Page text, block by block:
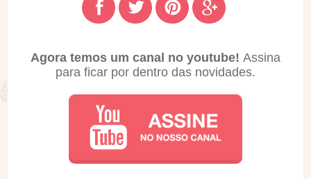
Agora temos um canal no youtube! Assina
para ficar por dentro das novidades.